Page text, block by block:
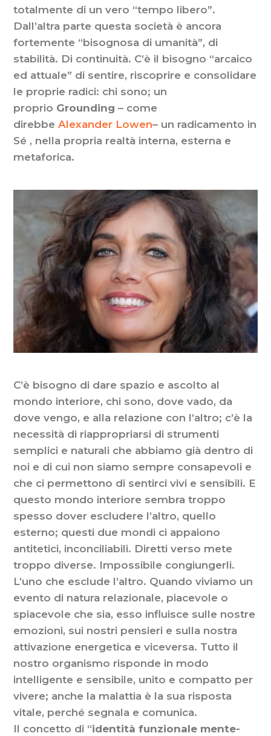
totalmente di un vero “tempo libero”.
Dall’altra parte questa società è ancora
fortemente “bisognosa di umanità”, di
stabilità. Di continuità. C’è il bisogno “arcaico
ed attuale” di sentire, riscoprire e consolidare
le proprie radici: chi sono; un
proprio Grounding – come
direbbe Alexander Lowen– un radicamento in
Sé , nella propria realtà interna, esterna e
metaforica.
C’è bisogno di dare spazio e ascolto al
mondo interiore, chi sono, dove vado, da
dove vengo, e alla relazione con l’altro; c’è la
necessità di riappropriarsi di strumenti
semplici e naturali che abbiamo già dentro di
noi e di cui non siamo sempre consapevoli e
che ci permettono di sentirci vivi e sensibili. E
questo mondo interiore sembra troppo
spesso dover escludere l’altro, quello
esterno; questi due mondi ci appaiono
antitetici, inconciliabili. Diretti verso mete
troppo diverse. Impossibile congiungerli.
L’uno che esclude l’altro. Quando viviamo un
evento di natura relazionale, piacevole o
spiacevole che sia, esso influisce sulle nostre
emozioni, sui nostri pensieri e sulla nostra
attivazione energetica e viceversa. Tutto il
nostro organismo risponde in modo
intelligente e sensibile, unito e compatto per
vivere; anche la malattia è la sua risposta
vitale, perché segnala e comunica.
Il concetto di “identità funzionale mente-